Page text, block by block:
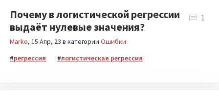
1
Почему в логистической регрессии
выдаёт нулевые значения?
Marko 15 Апр, 23 в категории Ошибки
регрессия
логистическая регрессия